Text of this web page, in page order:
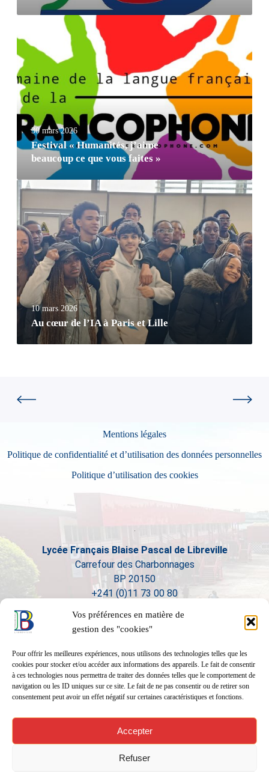
Vos préférences en matière de
gestion des "cookies"
Pour offrir les meilleures expériences, nous utilisons des technologies telles que les
cookies pour stocker et/ou accéder aux informations des appareils. Le fait de consentir
à ces technologies nous permettra de traiter des données telles que le comportement de
navigation ou les ID uniques sur ce site. Le fait de ne pas consentir ou de retirer son
consentement peut avoir un effet négatif sur certaines caractéristiques et fonctions.
Accepter
Refuser
30 mars 2026
Festival « Humanités, j’aime
beaucoup ce que vous faites »
10 mars 2026
Au cœur de l’IA à Paris et Lille
Mentions légales
Politique de confidentialité et d’utilisation des données personnelles
Politique d’utilisation des cookies
Lycée Français Blaise Pascal de Libreville
Carrefour des Charbonnages
BP 20150
+241 (0)11 73 00 80